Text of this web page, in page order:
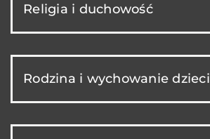
Religia i duchowość
Rodzina i wychowanie dzieci